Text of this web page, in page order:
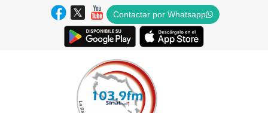
Contactar por Whatsapp